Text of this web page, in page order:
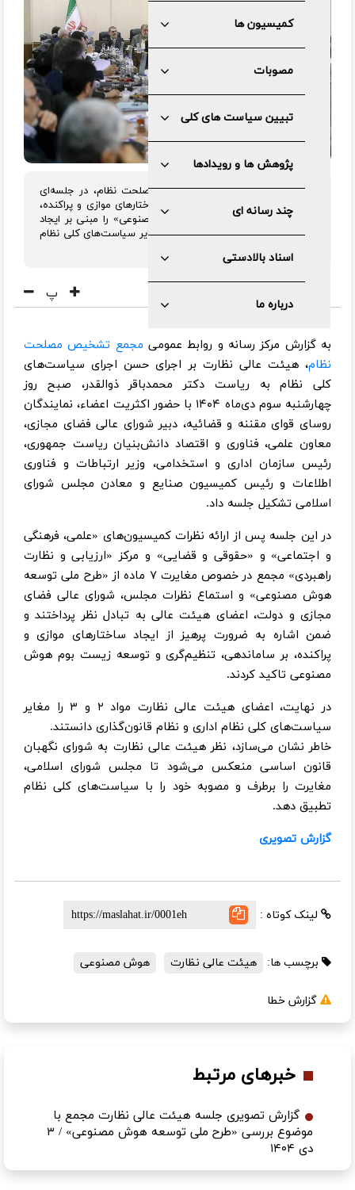
کمیسیون ها
مصوبات
تبیین سیاست های کلی
پژوهش ها و رویدادها
چند رسانه ای
اسناد بالادستی
درباره ما
هیئت عالی نظارت مجمع تشخیص مصلحت نظام، در جلسه‌ای
فوق‌العاده با تاکید بر پرهیز از ایجاد ساختارهای موازی و پراکنده،
مواد ۲ و ۳«طرح ملی توسعه هوش مصنوعی» را مبنی بر ایجاد
شورا و سازمان ملی هوش مصنوعی مغایر سیاست‌های کلی نظام
پ
به گزارش مرکز رسانه و روابط عمومی مجمع تشخیص مصلحت
نظام، هیئت عالی نظارت بر اجرای حسن اجرای سیاست‌های
کلی نظام به ریاست دکتر محمدباقر ذوالقدر، صبح روز
چهار‌شنبه سوم دی‌ماه ۱۴۰۴ با حضور اکثریت اعضاء، نمایندگان
روسای قوای مقننه و قضائیه، دبیر شورای عالی فضای مجازی،
معاون علمی، فناوری و اقتصاد دانش‌بنیان ریاست جمهوری،
رئیس سازمان اداری و استخدامی، وزیر ارتباطات و فناوری
اطلاعات و رئیس کمیسیون صنایع و معادن مجلس شورای
اسلامی تشکیل جلسه داد.
در این جلسه پس از ارائه نظرات کمیسیون‌های‌ «علمی، فرهنگی
و اجتماعی» و «حقوقی و قضایی» و مرکز «ارزیابی و نظارت
راهبردی» مجمع در خصوص مغایرت ۷ ماده از «طرح ملی توسعه
هوش مصنوعی» و استماع نظرات مجلس، شورای عالی فضای
مجازی و دولت، اعضای هیئت عالی به تبادل نظر پرداختند و
ضمن اشاره به ضرورت پرهیز از ایجاد ساختارهای موازی و
پراکنده، بر ساماندهی، تنظیم‌گری و توسعه زیست بوم هوش
مصنوعی تاکید کردند.
در نهایت، اعضای هیئت عالی نظارت مواد ۲ و ۳ را مغایر
سیاست‌های کلی نظام اداری و نظام قانون‌گذاری دانستند.
خاطر نشان می‌سازد، نظر هیئت عالی نظارت به شورای نگهبان
قانون اساسی منعکس می‌شود تا مجلس شورای اسلامی،
مغایرت را برطرف و مصوبه خود را با سیاست‌های کلی نظام
تطبیق دهد.
گزارش تصویری
لینک کوتاه :
برچسب ها: هیئت عالی نظارت هوش مصنوعی
گزارش خطا
خبرهای مرتبط
گزارش تصویری جلسه هیئت عالی نظارت مجمع با
موضوع بررسی «طرح ملی توسعه هوش مصنوعی» / ۳
دی ۱۴۰۴